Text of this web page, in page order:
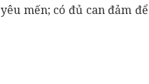
mến; có đủ can đảm để